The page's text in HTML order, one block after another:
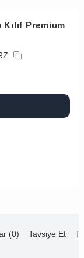
Premium
(0) Tavsiye Et